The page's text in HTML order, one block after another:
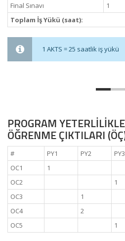
Final Sınavı 1
Toplam İş Yükü (saat):
1 AKTS = 25 saatlik iş yükü
PROGRAM
ÖĞRENME ÇIKTILARI
# PY1 PY2 PY3
OC1
1
OC2
1
OC3
1
OC4
2
OC5
1